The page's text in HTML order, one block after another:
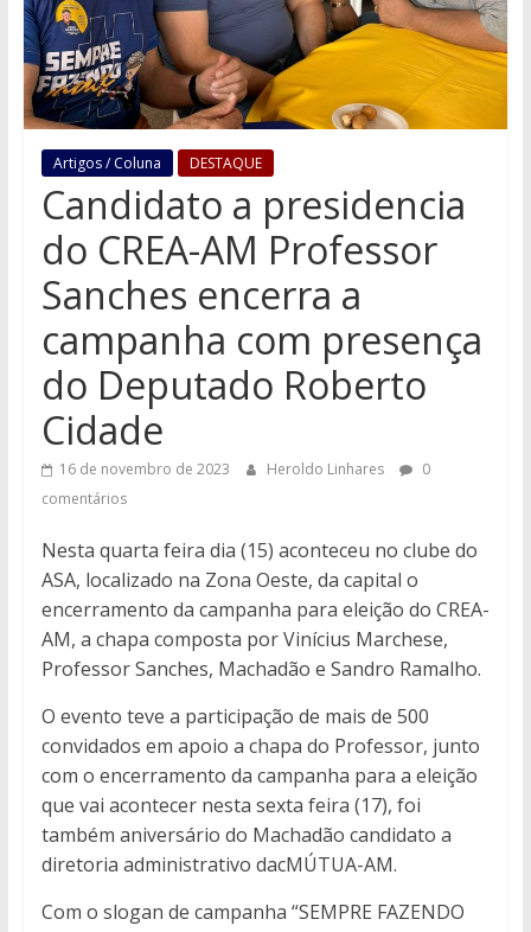
Artigos / Coluna DESTAQUE
Candidato a presidencia
do CREA-AM Professor
Sanches encerra a
campanha com presença
do Deputado Roberto
Cidade
16 de novembro de 2023 Heroldo Linhares
0
comentários
Nesta quarta feira dia (15) aconteceu no clube do
ASA, localizado na Zona Oeste, da capital o
encerramento da campanha para eleição do CREA-
AM, a chapa composta por Vinícius Marchese,
Professor Sanches, Machadão e Sandro Ramalho.
O evento teve a participação de mais de 500
convidados em apoio a chapa do Professor, junto
com o encerramento da campanha para a eleição
que vai acontecer nesta sexta feira (17), foi
também aniversário do Machadão candidato a
diretoria administrativo dacMÚTUA-AM.
Com o slogan de campanha “SEMPRE FAZENDO